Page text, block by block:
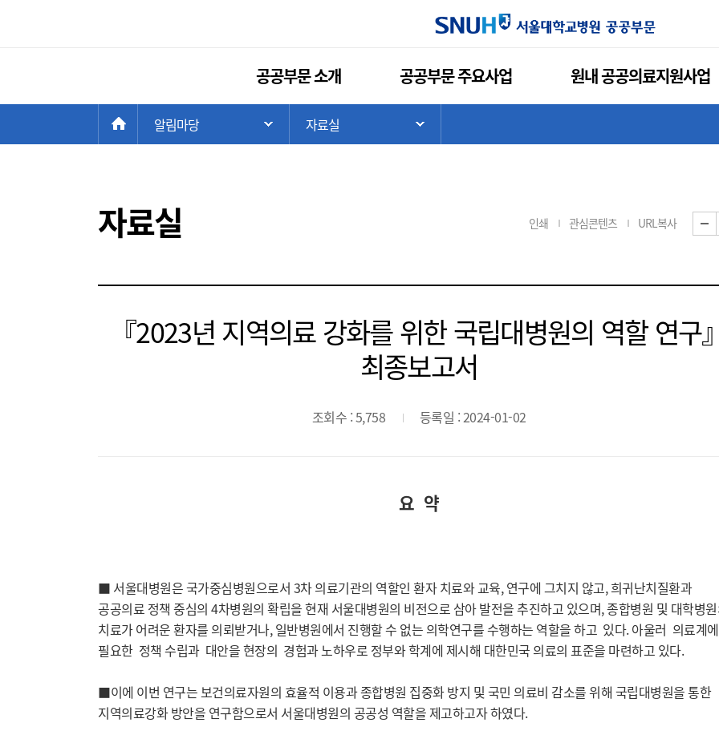
공공부문 소개 공공부문 주요사업 원내 공공의료지원사업
HOME
알림마당 주 메뉴 목록 열기
자료실
인쇄 관심콘텐츠 URL복사
자료실
『2023년 지역의료 강화를 위한 국립대병원의 역할 연구』
최종보고서
조회수 : 5,758 등록일 : 2024-01-02
요 약
■ 서울대병원은 국가중심병원으로서 3차 의료기관의 역할인 환자 치료와 교육, 연구에 그치지 않고, 희귀난치질환과
공공의료 정책 중심의 4차병원의 확립을 현재 서울대병원의 비전으로 삼아 발전을 추진하고 있으며, 종합병원 및 대학병
치료가 어려운 환자를 의뢰받거나, 일반병원에서 진행할 수 없는 의학연구를 수행하는 역할을 하고 있다. 아울러 의료계
필요한 정책 수립과 대안을 현장의 경험과 노하우로 정부와 학계에 제시해 대한민국 의료의 표준을 마련하고 있다.
■이에 이번 연구는 보건의료자원의 효율적 이용과 종합병원 집중화 방지 및 국민 의료비 감소를 위해 국립대병원을 통한
지역의료강화 방안을 연구함으로서 서울대병원의 공공성 역할을 제고하고자 하였다.